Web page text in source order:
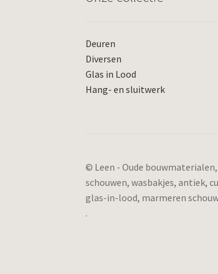
Deuren
Diversen
Glas in Lood
Hang- en sluitwerk
© Leen - Oude
schouwen, wasbakjes, antiek,
glas-in-lood, marmeren
.